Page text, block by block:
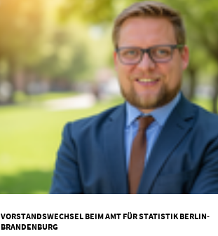
VORSTANDSWECHSEL BEIM AMT FÜR STATISTIK BERLIN-
BRANDENBURG